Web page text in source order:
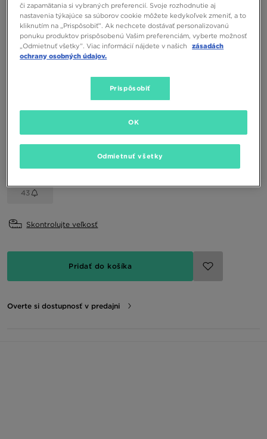
80,00 €
Dostupné Farby
Zlatá
43
Skontrolujte veľkosť
Pridať do košíka
Overte si dostupnosť v predajni
či zapamätania si vybraných preferencií. Svoje rozhodnutie aj
nastavenia týkajúce sa súborov cookie môžete kedykoľvek zmeniť, a to
kliknutím na „Prispôsobiť”. Ak nechcete dostávať personalizovanú
ponuku produktov prispôsobenú Vašim preferenciám, vyberte možnosť
„Odmietnuť všetky”. Viac informácií nájdete v našich
zásadách
ochrany osobných údajov.
Prispôsobiť
Odmietnuť všetky
OK